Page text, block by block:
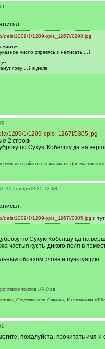
dela/1209/1/1209-opis_1267i/0298.jpg
снизу:
число справясь и написать ...?
...? в деле
1209/1/1209-opis_1267i/0305.jpg
2 строки
по Сухую Кобелшу да на
района и Есаковых из
15 ноября 2025 12:43
dela/1209/1/1209-opis_1267i/0305.jpg и
по Сухую Кобелшу да на
частыя кусты дикого поля в
образом слова и пунктуацию.
текстов 16-19 вв.
Соустины-все; Савенко, Калитенковы
пожалуйста, прочитать имя